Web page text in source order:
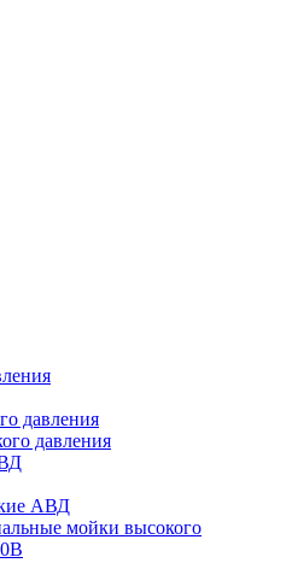
давления
давления
АВД
мойки высокого